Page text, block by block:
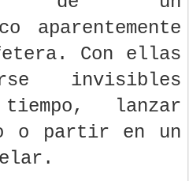
aparentemente
Con ellas
invisibles
lanzar
o partir en un